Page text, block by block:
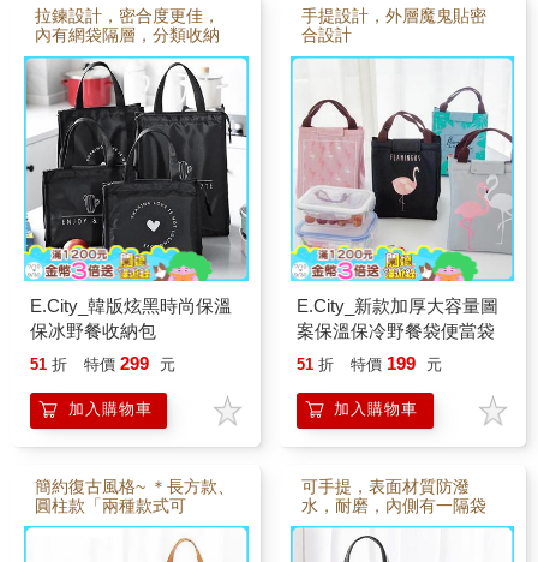
拉鍊設計，密合度更佳，
內有網袋隔層，分類收納
E.City_韓版炫黑時尚保溫
保冰野餐收納包
51 折 特價 299 元
加入購物車
手提設計，外層魔鬼貼密
合設計
E.City_新款加厚大容量圖
案保溫保冷野餐袋便當袋
51 折 特價 199 元
加入購物車
簡約復古風格~ ＊長方款、
圓柱款「兩種款式可
選」！
可手提，表面材質防潑
水，耐磨，內側有一隔袋
可放小物等